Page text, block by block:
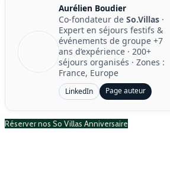
Aurélien Boudier
Co-fondateur de So.Villas ·
Expert en séjours festifs &
événements de groupe +7
ans d’expérience · 200+
séjours organisés · Zones :
France, Europe
LinkedIn Page auteur
Réserver nos So Villas Anniversaire